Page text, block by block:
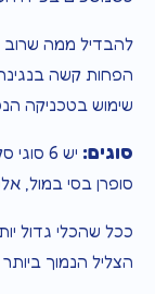
להבדיל ממה שרוב
הפחות קשה
שימוש בטכניקה
סוגים:
סופרן בסי במול,
ככל שהכלי גדול
הצליל הנמוך